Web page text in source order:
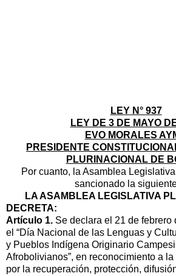
LEY N° 937
LEY DE 3 DE MAYO
EVO MORALES
PRESIDENTE
PLURINACIONAL DE
Por cuanto, la Asamblea
sancionado la
LA ASAMBLEA LEGISLATIVA
DECRETA:
Artículo 1. Se declara el 21 de febrero
el “Día Nacional de las Lenguas y
y Pueblos Indígena Originario
Afrobolivianos”, en reconocimiento a
por la recuperación, protección,